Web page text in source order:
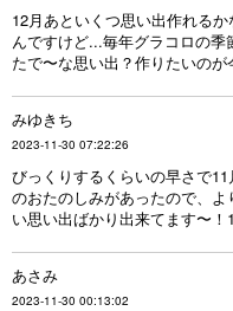
12月あといくつ思い出作れる
んですけど...毎年グラコロの
たで〜な思い出？作りたいの
みゆきち
2023-11-30 07:22:26
びっくりするくらいの早さで
のおたのしみがあったので、
い思い出ばかり出来てます〜
あさみ
2023-11-30 00:13:02